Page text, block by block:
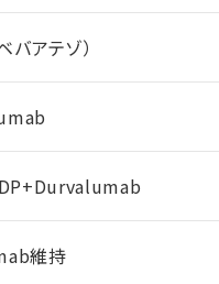
バアテゾ）
維持